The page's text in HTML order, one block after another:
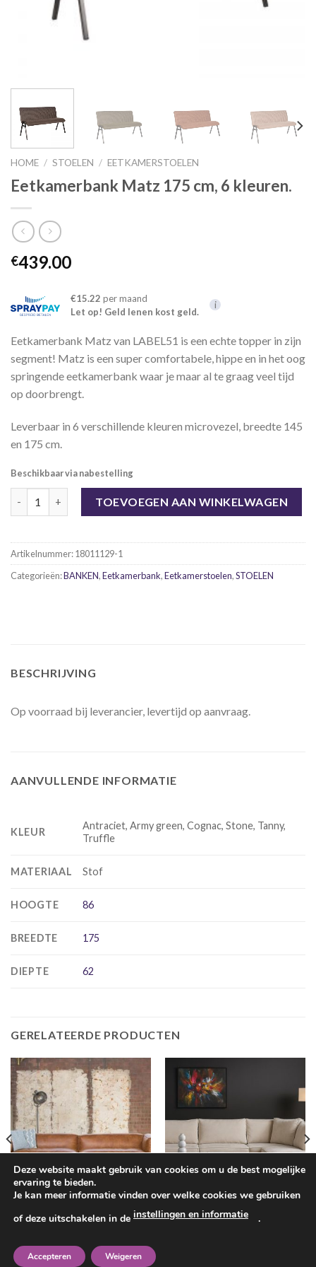
HOME / STOELEN / EETKAMERSTOELEN
Eetkamerbank Matz 175 cm, 6 kleuren.
€439.00
€15.22 per maand
Let op! Geld lenen kost geld.
i
Eetkamerbank Matz van LABEL51 is een echte topper in zijn
segment! Matz is een super comfortabele, hippe en in het oog
springende eetkamerbank waar je maar al te graag veel tijd
op doorbrengt.
Leverbaar in 6 verschillende kleuren microvezel, breedte 145
en 175 cm.
Beschikbaar via nabestelling
TOEVOEGEN AAN WINKELWAGEN
Artikelnummer:18011129-1
Categorieën:BANKEN,Eetkamerbank,Eetkamerstoelen,STOELEN
BESCHRIJVING
Op voorraad bij leverancier, levertijd op aanvraag.
AANVULLENDE INFORMATIE
KLEUR
Antraciet, Army green, Cognac, Stone, Tanny,
Truffle
MATERIAAL Stof
HOOGTE 86
BREEDTE 175
DIEPTE 62
GERELATEERDE PRODUCTEN
4 zits bank Mammoet Eco leder
€1,349.00
Hoekbank Ellie, 2 kleuren stof
Deze website maakt gebruik van cookies om u de best mogelijke
ervaring te bieden.
Je kan meer informatie vinden over welke cookies we gebruiken
of deze uitschakelen in de instellingen en informatie .
Accepteren Weigeren